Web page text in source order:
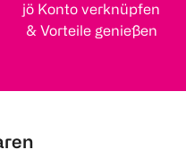
jö Konto verknüpfen
& Vorteile genießen